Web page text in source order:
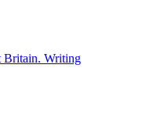
Britain. Writing